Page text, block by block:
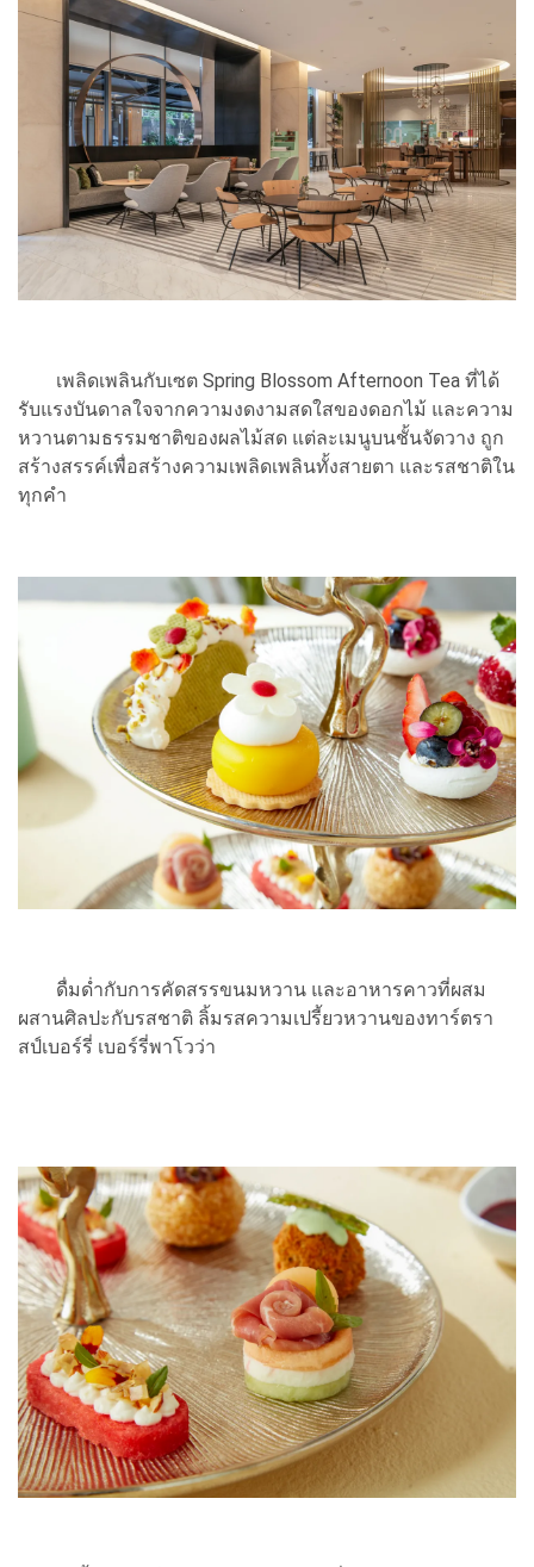
เพลิดเพลินกับเซต Spring Blossom Afternoon Tea ที่ได้
รับแรงบันดาลใจจากความงดงามสดใสของดอกไม้ และความ
หวานตามธรรมชาติของผลไม้สด แต่ละเมนูบนชั้นจัดวาง ถูก
สร้างสรรค์เพื่อสร้างความเพลิดเพลินทั้งสายตา และรสชาติใน
ทุกคำ
ดื่มด่ำกับการคัดสรรขนมหวาน และอาหารคาวที่ผสม
ผสานศิลปะกับรสชาติ ลิ้มรสความเปรี้ยวหวานของทาร์ตรา
สป์เบอร์รี่ เบอร์รี่พาโวว่า